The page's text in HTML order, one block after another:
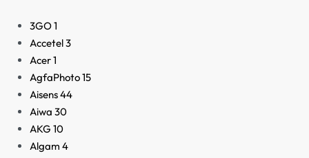
3GO1
Accetel3
Acer1
AgfaPhoto15
Aisens44
Aiwa 30
AKG 10
Algam 4